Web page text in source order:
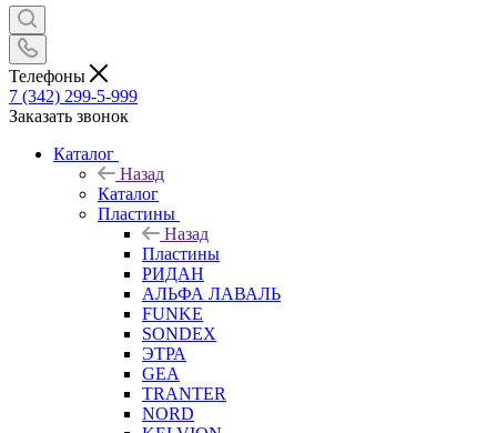
Телефоны
7 (342) 299-5-999
Заказать звонок
Каталог
Назад
Каталог
Пластины
Назад
Пластины
РИДАН
АЛЬФА ЛАВАЛЬ
FUNKE
SONDEX
ЭТРА
GEA
TRANTER
NORD